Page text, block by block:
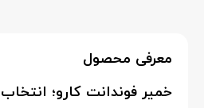
معرفی محصول
خمیر فوندانت کارو؛